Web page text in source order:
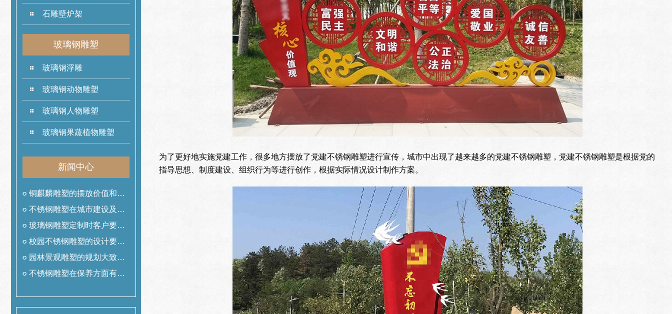
石雕壁炉架
玻璃钢雕塑
玻璃钢浮雕
玻璃钢动物雕塑
玻璃钢人物雕塑
玻璃钢果蔬植物雕塑
新闻中心
铜麒麟雕塑的摆放价值和作
用
不锈钢雕塑在城市建设及美
化中的作用
玻璃钢雕塑定制时客户要提
前准备什么工作
校园不锈钢雕塑的设计要遵
从哪些理念
园林景观雕塑的规划大致可
以分为哪几类
不锈钢雕塑在保养方面有哪
为了更好地实施党建工作，很多地方摆放了党建不锈钢雕塑进行宣传，城市中出现了越来越多的党建不锈钢雕塑，党建不锈钢雕塑是根据党的
指导思想、制度建设、组织行为等进行创作，根据实际情况设计制作方案。